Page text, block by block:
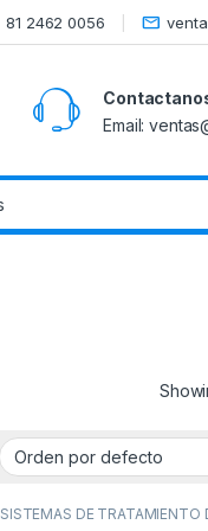
81 2462 0056
Email:
SISTEMAS DE TRATAMIENTO